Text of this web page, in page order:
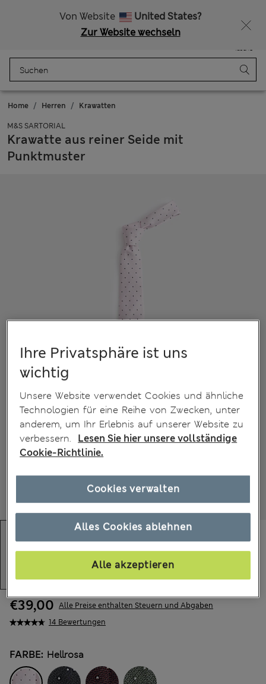
Von Website
United States?
Zur Website wechseln
Tasche
Home Herren Krawatten
M&S SARTORIAL
Krawatte aus reiner Seide mit
Punktmuster
14 Bewertungen
€39,00 Alle Preise enthalten Steuern und Abgaben
FARBE: Hellrosa
Ihre Privatsphäre ist uns
wichtig
Unsere Website verwendet Cookies und ähnliche
Technologien für eine Reihe von Zwecken, unter
anderem, um Ihr Erlebnis auf unserer Website zu
verbessern.
Lesen Sie hier unsere vollständige
Cookie-Richtlinie.
Alles Cookies ablehnen
Alle akzeptieren
Cookies verwalten